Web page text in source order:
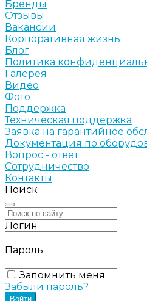
Бренды
Отзывы
Вакансии
Корпоративная жизнь
Блог
Политика
Галерея
Видео
Фото
Поддержка
Техническая поддержка
Заявка на гарантийное
Документация по
Вопрос - ответ
Сотрудничество
Контакты
Поиск
Логин
Пароль
Запомнить меня
Забыли пароль?